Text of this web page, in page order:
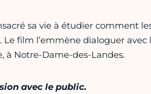
sa vie à étudier comment
film l’emmène dialoguer avec
à Notre-Dame-des-Landes.
avec le public.